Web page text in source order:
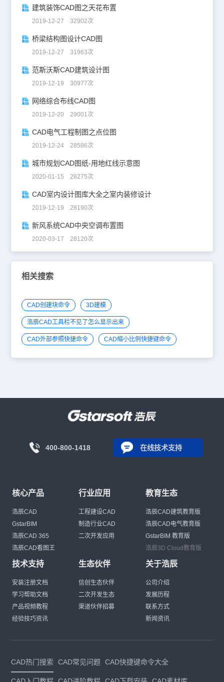
建筑装饰CAD图之天花布置
2019-12-27 32902次
桥梁结构图设计CAD图
2019-12-27 31963次
范斯沃斯CAD建筑设计图
2019-12-19 30977次
网络综合布线CAD图
2019-12-20 29001次
CAD电气工程制图之点位图
2019-12-24 28586次
城市规划CAD图纸-用地红线示意图
2020-01-15 28275次
CAD室内设计图库大全之室内装修设计
2019-12-19 28190次
新风系统CAD中央空调布置图
2020-03-17 28120次
相关搜索
CAD创建块命令 3D建模
浩辰CAD工具栏不见了怎么显示出来
CAD外部参照快捷命令 CAD缩小比例快捷键命令
400-800-1418 在线技术支持
核心产品
浩辰CAD
GstarBIM
浩辰CAD 365
浩辰CAD看图王
行业应用
工程建设CAD
制造行业CAD
二次开发应用
教育生态
浩辰CAD建筑教育版
浩辰CAD电气教育版
GstarBIM 教育版
浩辰3D Cloud教育版
技术支持
安装注册文档
学习帮助文档
产品视频教程
经验技巧资讯
生态伙伴
信创生态伙伴
二次开发生态
渠道伙伴招募
关于浩辰
公司介绍
发展历程
联系方式
新闻资讯
CAD热门搜索 CAD常见问题 CAD快捷键命令大全